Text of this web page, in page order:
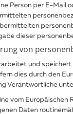
Person per E-Mail
dieser
von
und
dies durch den
Verantwortliche
vom
Daten